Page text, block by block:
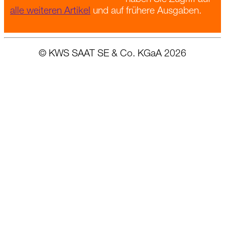
alle weiteren Artikel und auf frühere Ausgaben.
© KWS SAAT SE & Co. KGaA 2026